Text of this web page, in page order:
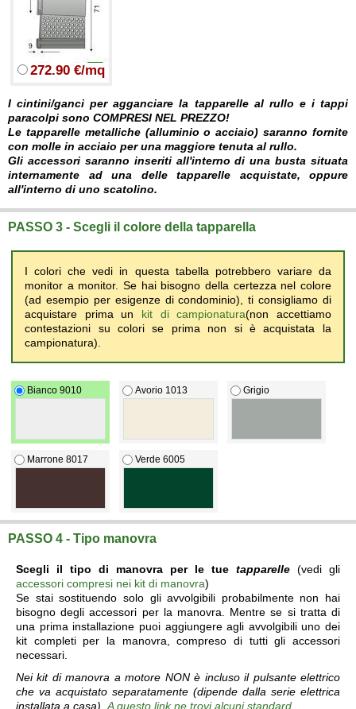
272.90 €/mq
I cintini/ganci per agganciare la tapparelle al rullo e i tappi
paracolpi sono COMPRESI NEL PREZZO!
Le tapparelle metalliche (alluminio o acciaio) saranno fornite
con molle in acciaio per una maggiore tenuta al rullo.
Gli accessori saranno inseriti all'interno di una busta situata
internamente ad una delle tapparelle acquistate, oppure
all'interno di uno scatolino.
PASSO 3 - Scegli il colore della tapparella
I colori che vedi in questa tabella potrebbero variare da
monitor a monitor. Se hai bisogno della certezza nel colore
(ad esempio per esigenze di condominio), ti consigliamo di
acquistare prima un kit di campionatura(non accettiamo
contestazioni su colori se prima non si è acquistata la
campionatura).
Bianco 9010 Avorio 1013 Grigio
Marrone 8017 Verde 6005
PASSO 4 - Tipo manovra
Scegli il tipo di manovra per le tue tapparelle (vedi gli
accessori compresi nei kit di manovra)
Se stai sostituendo solo gli avvolgibili probabilmente non hai
bisogno degli accessori per la manovra. Mentre se si tratta di
una prima installazione puoi aggiungere agli avvolgibili uno dei
kit completi per la manovra, compreso di tutti gli accessori
necessari.
Nei kit di manovra a motore NON è incluso il pulsante elettrico
che va acquistato separatamente (dipende dalla serie elettrica
installata a casa). A questo link ne trovi alcuni standard.